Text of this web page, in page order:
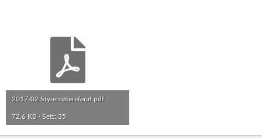
2017-02 Styremøtereferat.pdf
72,6 KB · Sett: 35